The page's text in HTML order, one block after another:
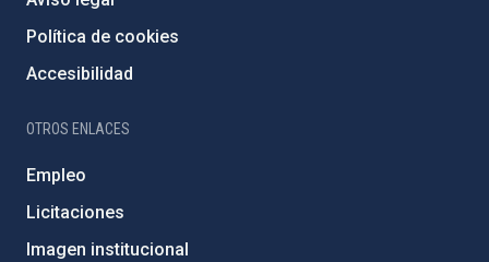
Política de cookies
Accesibilidad
OTROS ENLACES
Empleo
Licitaciones
Imagen institucional